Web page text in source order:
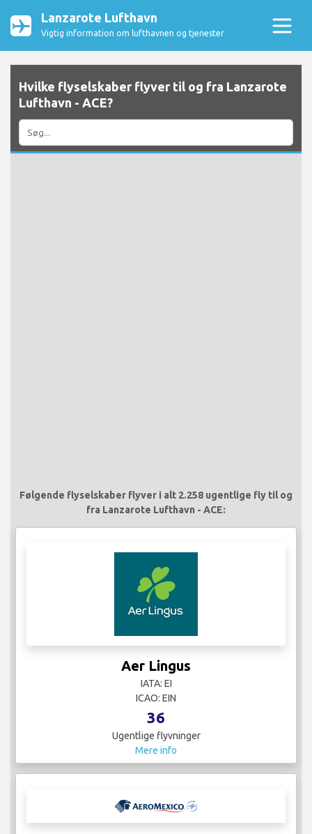
Lanzarote Lufthavn
Vigtig information om lufthavnen og tjenester
Hvilke flyselskaber flyver til og fra Lanzarote
Lufthavn - ACE?
Følgende flyselskaber flyver i alt 2.258 ugentlige fly til og
fra Lanzarote Lufthavn - ACE:
Aer Lingus
IATA: EI
ICAO: EIN
36
Ugentlige flyvninger
Mere info